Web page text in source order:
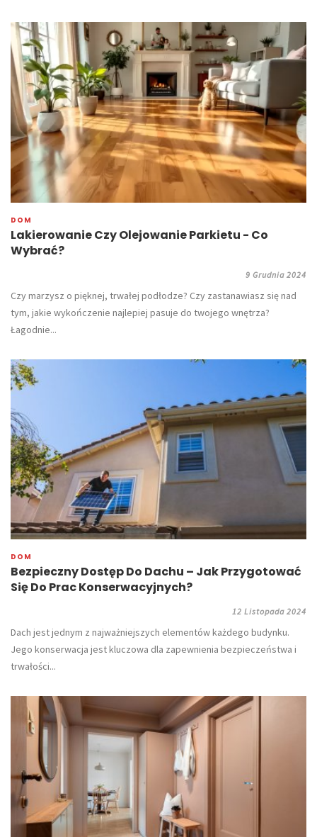
DOM
Lakierowanie Czy Olejowanie Parkietu - Co
Wybrać?
9 Grudnia 2024
Czy marzysz o pięknej, trwałej podłodze? Czy zastanawiasz się nad
tym, jakie wykończenie najlepiej pasuje do twojego wnętrza?
Łagodnie...
DOM
Bezpieczny Dostęp Do Dachu – Jak Przygotować
Się Do Prac Konserwacyjnych?
12 Listopada 2024
Dach jest jednym z najważniejszych elementów każdego budynku.
Jego konserwacja jest kluczowa dla zapewnienia bezpieczeństwa i
trwałości...